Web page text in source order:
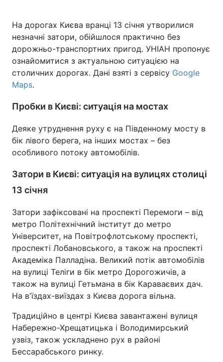
На дорогах Києва вранці 13 січня утворилися
незначні затори, обійшлося практично без
дорожньо-транспортних пригод. УНІАН пропонує
ознайомитися з актуальною ситуацією на
столичних дорогах. Дані взяті з сервісу Google
Maps.
Пробки в Києві: ситуація на мостах
Деяке утруднення руху є на Південному мосту в
бік лівого берега, на інших мостах – без
особливого потоку автомобілів.
Затори в Києві: ситуація на вулицях столиці
13 січня
Затори зафіксовані на проспекті Перемоги – від
метро Політехнічний інститут до метро
Університет, на Повітрофлотському проспекті,
проспекті Лобановського, а також на проспекті
Академіка Палладіна. Великий потік автомобілів
на вулиці Теліги в бік метро Дорогожичів, а
також на вулиці Гетьмана в бік Караваєвих дач.
На в'їздах-виїздах з Києва дорога вільна.
Традиційно в центрі Києва завантажені вулиця
Набережно-Хрещатицька і Володимирський
узвіз, також ускладнено рух в районі
Бессарабського ринку.